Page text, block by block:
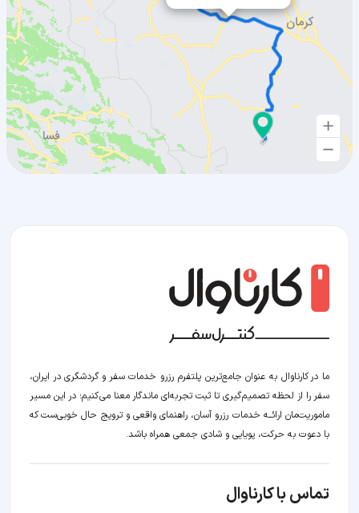
ما در کارناوال به عنوان جامع‌ترین پلتفرم رزرو خدمات سفر و گردشگری در ایران،
سفر را از لحظه‌ تصمیم‌گیری تا ثبت تجربه‌ای ماندگار معنا می‌کنیم؛ در این مسیر‍
ماموریت‌مان اراﺋــﻪ خدمات رزرو آسان، راهنمای واقعی و ترویج حال خوبی‌ست که
با دعوت به حرکت، پویایی و شادی جمعی همراه باشد.
تماس با کارناوال